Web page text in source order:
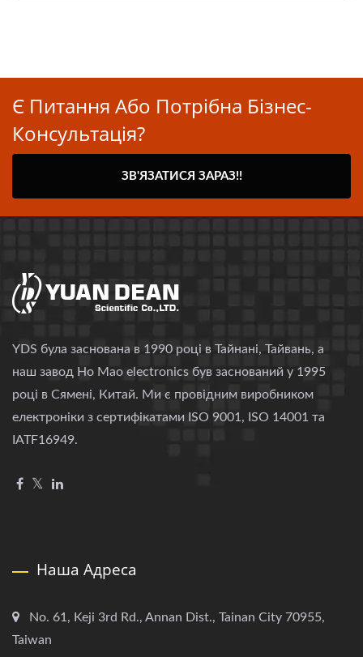
Є Питання Або Потрібна Бізнес-
Консультація?
ЗВ'ЯЗАТИСЯ ЗАРАЗ!!
YDS була заснована в 1990 році в Тайнані, Тайвань, а
наш завод Ho Mao electronics був заснований у 1995
році в Сямені, Китай. Ми є провідним виробником
електроніки з сертифікатами ISO 9001, ISO 14001 та
IATF16949.
Наша Адреса
No. 61, Keji 3rd Rd., Annan Dist., Tainan City 70955,
Taiwan